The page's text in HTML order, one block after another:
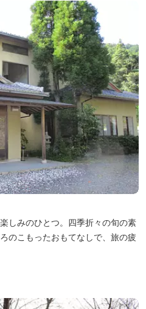
しみのひとつ。四季折々の旬の素
のこもったおもてなしで、旅の疲